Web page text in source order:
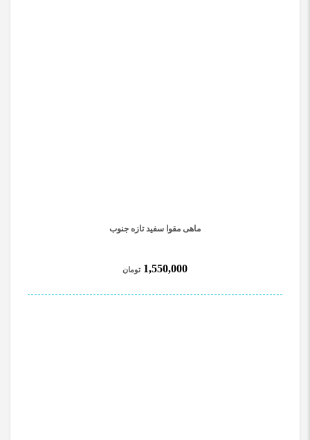
ماهی مقوا سفید تازه جنوب
1,550,000 تومان